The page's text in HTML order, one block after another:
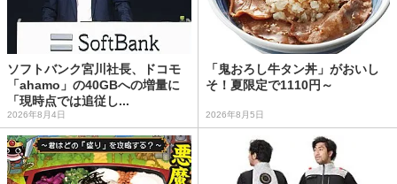
ソフトバンク宮川社長、ドコモ
「ahamo」の40GBへの増量に
「現時点では追従し...
2026年8月4日
「鬼おろし牛タン丼」がおいし
そ！夏限定で1110円～
2026年8月5日